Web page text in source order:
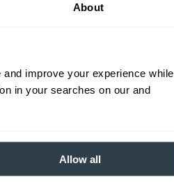
About
improve your experience while
in your searches on our and
Allow all